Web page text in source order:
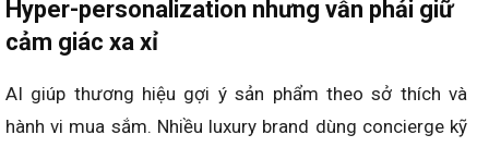
Hyper-personalization nhưng vẫn phải giữ
cảm giác xa xỉ
AI giúp thương hiệu gợi ý sản phẩm theo sở thích và
hành vi mua sắm. Nhiều luxury brand dùng concierge kỹ